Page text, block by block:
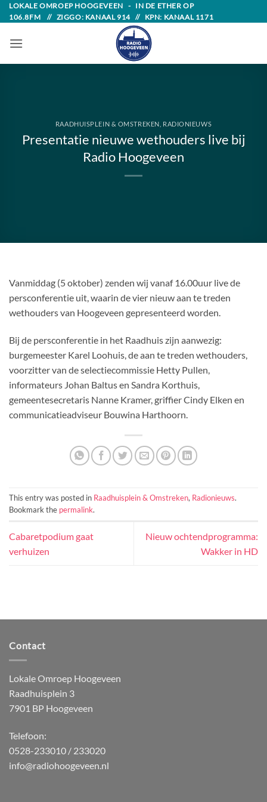
Skip
to
content
LOKALE OMROEP HOOGEVEEN - IN DE ETHER OP
106.8FM // ZIGGO: KANAAL 914 // KPN: KANAAL 1171
RAADHUISPLEIN & OMSTREKEN RADIONIEUWS
Presentatie nieuwe wethouders live bij
Radio Hoogeveen
Vanmiddag (5 oktober) zenden wij vanaf 16.00uur live de
persconferentie uit, waarin de vier nieuw aan te treden
wethouders van Hoogeveen gepresenteerd worden.
Bij de persconferentie in het Raadhuis zijn aanwezig:
burgemeester Karel Loohuis, de aan te treden wethouders,
voorzitter van de selectiecommissie Hetty Pullen,
informateurs Johan Baltus en Sandra Korthuis,
gemeentesecretaris Nanne Kramer, griffier Cindy Elken en
communicatieadviseur Bouwina Harthoorn.
This entry was posted in Raadhuisplein & Omstreken, Radionieuws.
Bookmark the permalink.
Cabaretpodium gaat
verhuizen
Nieuw ochtendprogramma:
Wakker in HD
Contact
Lokale Omroep Hoogeveen
Raadhuisplein 3
7901 BP Hoogeveen
Telefoon:
0528-233010 / 233020
info@radiohoogeveen.nl